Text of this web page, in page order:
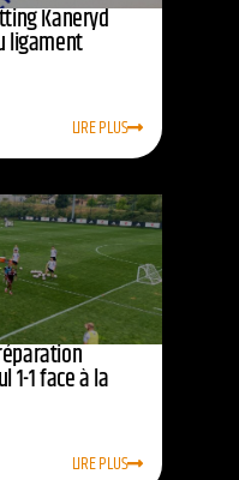
Kaneryd
ligament
LIRE PLUS
1-1 face à la
LIRE PLUS